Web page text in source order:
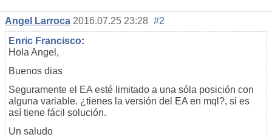
Angel Larroca 2016.07.25 23:28 #2
Enric Francisco:
Hola Angel,
Buenos dias
Seguramente el EA esté limitado a una sóla posición con
alguna variable. ¿tienes la versión del EA en mql?, si es
así tiene fácil solución.
Un saludo